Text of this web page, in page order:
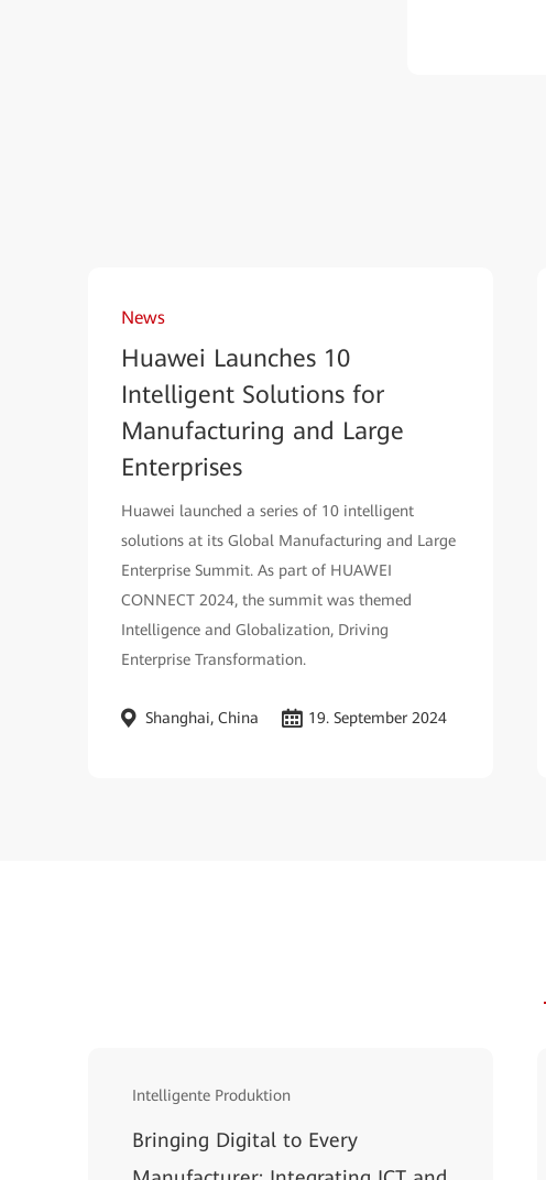
News
Huawei Launches 10
Intelligent Solutions for
Manufacturing and Large
Enterprises
Huawei launched a series of 10 intelligent
solutions at its Global Manufacturing and Large
Enterprise Summit. As part of HUAWEI
CONNECT 2024, the summit was themed
Intelligence and Globalization, Driving
Enterprise Transformation.
Shanghai, China 19. September 2024
Intelligente Produktion
Bringing Digital to Every